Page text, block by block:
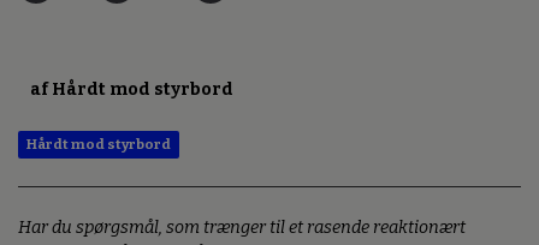
af Hårdt mod styrbord
Hårdt mod styrbord
Har du spørgsmål, som trænger til et rasende reaktionært